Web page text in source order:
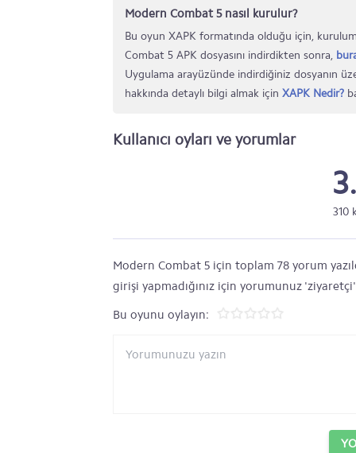
Modern Combat 5 nasıl kurulur?
Bu oyun XAPK formatında olduğu için,
Combat 5 APK dosyasını indirdikten sonra,
Uygulama arayüzünde indirdiğiniz dosyanın
hakkında detaylı bilgi almak için XAPK Nedir?
Kullanıcı oyları ve yorumlar
310
Modern Combat 5 için toplam 78 yorum
girişi yapmadığınız için yorumunuz
Bu oyunu oylayın: